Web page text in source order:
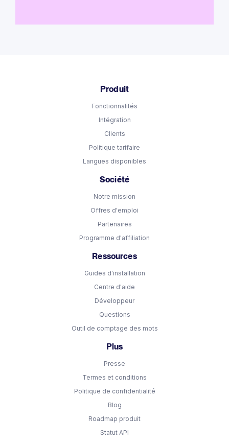
Produit
Fonctionnalités
Intégration
Clients
Politique tarifaire
Langues disponibles
Société
Notre mission
Offres d'emploi
Partenaires
Programme d'affiliation
Ressources
Guides d'installation
Centre d'aide
Développeur
Questions
Outil de comptage des mots
Plus
Presse
Termes et conditions
Politique de confidentialité
Blog
Roadmap produit
Statut API